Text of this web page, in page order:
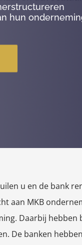
hun
u en de bank
aan MKB
Daarbij
De banken